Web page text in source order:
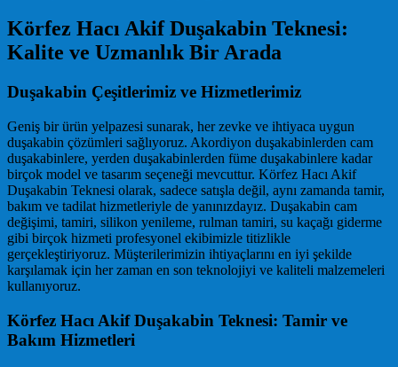
Körfez Hacı Akif Duşakabin Teknesi:
Kalite ve Uzmanlık Bir Arada
Duşakabin Çeşitlerimiz ve Hizmetlerimiz
Geniş bir ürün yelpazesi sunarak, her zevke ve ihtiyaca uygun
duşakabin çözümleri sağlıyoruz. Akordiyon duşakabinlerden cam
duşakabinlere, yerden duşakabinlerden füme duşakabinlere kadar
birçok model ve tasarım seçeneği mevcuttur. Körfez Hacı Akif
Duşakabin Teknesi olarak, sadece satışla değil, aynı zamanda tamir,
bakım ve tadilat hizmetleriyle de yanınızdayız. Duşakabin cam
değişimi, tamiri, silikon yenileme, rulman tamiri, su kaçağı giderme
gibi birçok hizmeti profesyonel ekibimizle titizlikle
gerçekleştiriyoruz. Müşterilerimizin ihtiyaçlarını en iyi şekilde
karşılamak için her zaman en son teknolojiyi ve kaliteli malzemeleri
kullanıyoruz.
Körfez Hacı Akif Duşakabin Teknesi: Tamir ve
Bakım Hizmetleri